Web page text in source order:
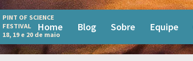
PINT OF SCIENCE
FESTIVAL
18, 19 e 20 de maio
Home Blog Sobre Equipe